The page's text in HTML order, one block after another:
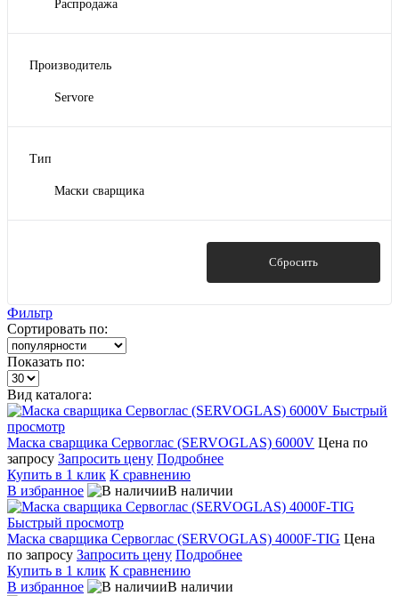
Распродажа
Производитель
Servore
Тип
Маски сварщика
Сбросить
Фильтр
Сортировать по:
Показать по:
Вид каталога:
Быстрый
просмотр
Маска сварщика Сервоглас (SERVOGLAS) 6000V Цена по
запросу Запросить цену Подробнее
Купить в 1 клик К сравнению
В избранное
В наличии
Быстрый просмотр
Маска сварщика Сервоглас (SERVOGLAS) 4000F-TIG Цена
по запросу Запросить цену Подробнее
Купить в 1 клик К сравнению
В избранное
В наличии